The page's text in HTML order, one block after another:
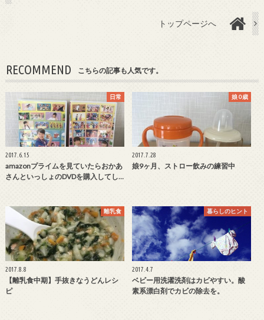
トップページへ
RECOMMEND こちらの記事も人気です。
日常
2017.6.15
amazonプライムを見ていたらおかあ
さんといっしょのDVDを購入してし…
娘 0歳
2017.7.28
娘9ヶ月、ストロー飲みの練習中
離乳食
2017.8.8
【離乳食中期】手抜きなうどんレシ
ピ
暮らしのヒント
2017.4.7
ベビー用洗濯洗剤はカビやすい。酸
素系漂白剤でカビの除去を。